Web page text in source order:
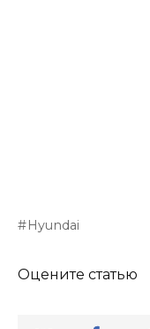
Hyundai
Оцените статью